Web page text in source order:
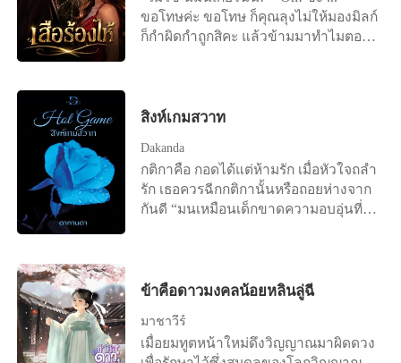
ประสบการณ์ ในสิ่งที่ตัวเองเรียนมา แต่ก็
ถูกผู้เป็นมารดาขอร้องให้มาช่วยงานคุณ
เป็นทุกสิ่งทุกอย่างของครอบครัวเธอ และ
มาทำงานแทนผู้เป็นบิดา ได้เต็มตัวแล้ว
เธอมีเพื่อนที่สนิทคนหนึ่งชื่อ อคิณ เป็น
เจ้าของไร่ชา ที่อยู่ติดกับไร่กาแฟของเธอ
เควิน เตชะวงศ์วรากุล (คุณเค) อายุ 35 ปี
ครับ มีผู้หญิงมาทอดสะพานให้ถึงที่ ผมก็
ต้องเป็นสุภาพบุรุษหน่อยสิครับ จะปล่อย
ผ่านได้ยังไง ผมขึ้นเตียงกับพวกเธออยู่
บ่อยครั้ง แต่ทุกคนผมก็จะตกลงกับพวก
ขอโทษค่ะ ขอโทษ ก็คุณลุงไม่ให้มองมิลก์
ก็กำผิดกำถูกสิคะ แล้วข้ามมาทำไมตอน
ใช่คุณลุงเหรอคะ มาสอนมิลก์ขับรถแท้ๆ
สิงห์เกมสวาท
Dakanda
กติกาคือ กอดได้แต่ห้ามรัก เมื่อหัวใจถลำ
รัก เธอควรฉีกกติกานั้นหรือถอยห่างจาก
กันดี “มนเหมือนเด็กขาดความอบอุ่นที่
เปลวแดดมาลูบแก้มให้ร้อนวูบวาบ
ใคร่รู้ของหญิงสาวชวนให้หนุ่มทั้งแท่ง
เลือดร้อนฉ่าใคร่ลงมือสาธิตการบำบัด
ข้าคือดาวมงคลน้อยหลินลู่ฉี
มาชาวีร์
เมื่อยมทูตหน้าใหม่ดึงวิญญาณมาผิดดวง